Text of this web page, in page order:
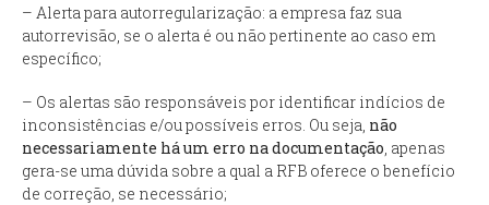
– Alerta para autorregularização: a empresa faz sua
autorrevisão, se o alerta é ou não pertinente ao caso em
específico;
– Os alertas são responsáveis por identificar indícios de
inconsistências e/ou possíveis erros. Ou seja, não
necessariamente há um erro na documentação , apenas
gera-se uma dúvida sobre a qual a RFB oferece o benefício
de correção, se necessário;